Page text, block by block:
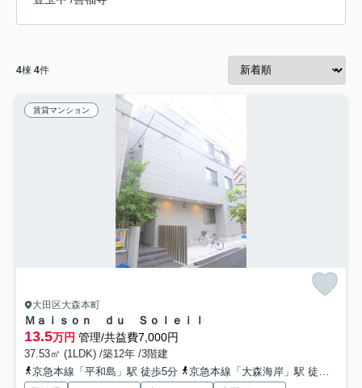
4棟 4件
賃貸マンション
大田区大森本町
Ｍａｉｓｏｎ ｄｕ Ｓｏｌｅｉｌ
13.5万円 管理/共益費7,000円
37.53㎡ (1LDK) /築12年 /3階建
京急本線「平和島」駅 徒歩5分
京急本線「大森海岸」駅 徒歩14分